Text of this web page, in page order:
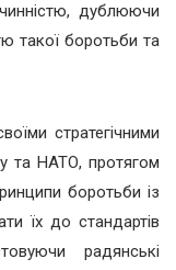
дублюючи
такої боротьби та
стратегічними
та НАТО, протягом
боротьби із
їх до стандартів
радянські